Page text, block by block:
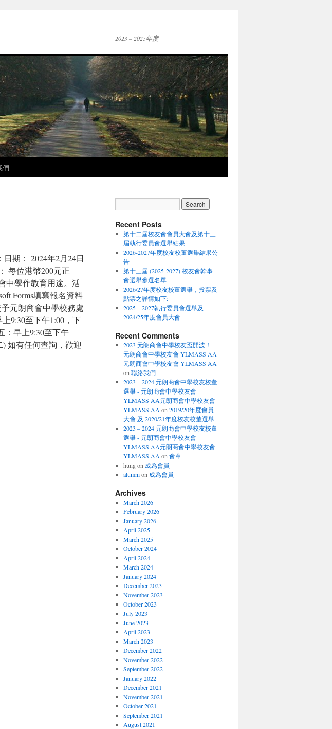
2023 – 2025年度
們
期： 2024年2月24日
每位港幣200元正
中學作教育用途。活
Forms填寫報名資料
予元朗商會中學校務處
9:30至下午1:00，下
：早上9:30至下午
) 如有任何查詢，歡迎
Recent Posts
第十二屆校友會會員大會及第十三
屆執行委員會選舉結果
2026-2027年度校友校董選舉結果公
告
第十三屆 (2025-2027) 校友會幹事
會選舉參選名單
2026/27年度校友校董選舉，投票及
點票之詳情如下:
2025 – 2027執行委員會選舉及
2024/25年度會員大會
Recent Comments
2023 元朗商會中學校友盃開波！ -
元朗商會中學校友會 YLMASS AA
元朗商會中學校友會 YLMASS AA
on 聯絡我們
2023 – 2024 元朗商會中學校友校董
選舉 - 元朗商會中學校友會
YLMASS AA元朗商會中學校友會
YLMASS AA on 2019/20年度會員
大會 及 2020/21年度校友校董選舉
2023 – 2024 元朗商會中學校友校董
選舉 - 元朗商會中學校友會
YLMASS AA元朗商會中學校友會
YLMASS AA on 會章
hungon 成為會員
alumnion 成為會員
Archives
March 2026
February 2026
January 2026
April 2025
March 2025
October 2024
April 2024
March 2024
January 2024
December 2023
November 2023
October 2023
July 2023
June 2023
April 2023
March 2023
December 2022
November 2022
September 2022
January 2022
December 2021
November 2021
October 2021
September 2021
August 2021